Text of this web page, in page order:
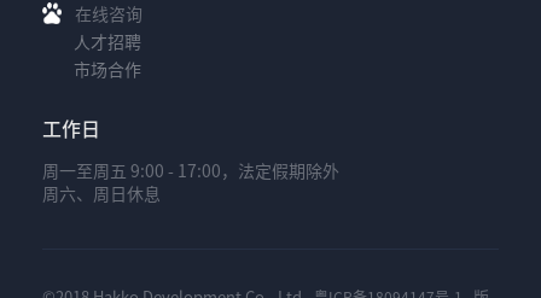
在线咨询
人才招聘
市场合作
工作日
周一至周五 9:00 - 17:00，法定假期除外
周六、周日休息